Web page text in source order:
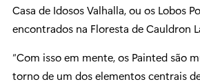
Casa de Idosos Valhalla, ou os Lobos
encontrados na Floresta de Cauldron
“Com isso em mente, os Painted são
torno de um dos elementos centrais